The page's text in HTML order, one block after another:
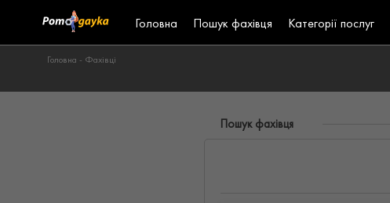
Головна Пошук фахівця Категорії послуг
Головна - Фахівці
Пошук фахівця